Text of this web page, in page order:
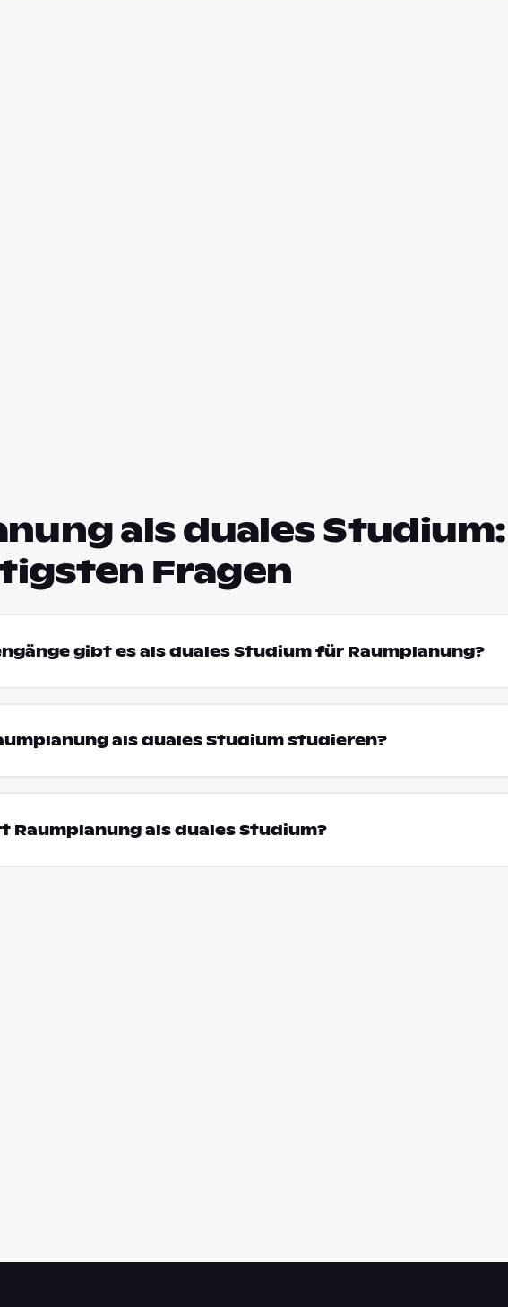
als duales Studium:
Fragen
gibt es als duales Studium für Raumplanung?
als duales Studium studieren?
Raumplanung als duales Studium?